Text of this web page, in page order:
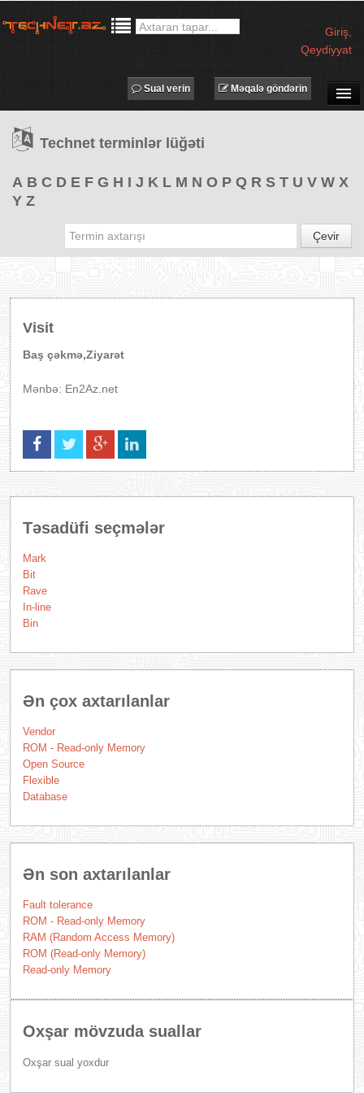
Giriş
Qeydiyyat
TƏDBİRLƏR
PROQRAMLAR
Məqalə göndərin
Sual verin
Technet terminlər lüğəti
A B C D E F G H I J K L M N O P Q R S T U V W X
Y Z
Çevir
Visit
Baş çəkmə,Ziyarət
Mənbə: En2Az.net
Təsadüfi seçmələr
Mark
Bit
Rave
In-line
Bin
Ən çox axtarılanlar
Vendor
ROM - Read-only Memory
Open Source
Flexible
Database
Ən son axtarılanlar
Fault tolerance
ROM - Read-only Memory
RAM (Random Access Memory)
ROM (Read-only Memory)
Read-only Memory
Oxşar mövzuda suallar
Oxşar sual yoxdur